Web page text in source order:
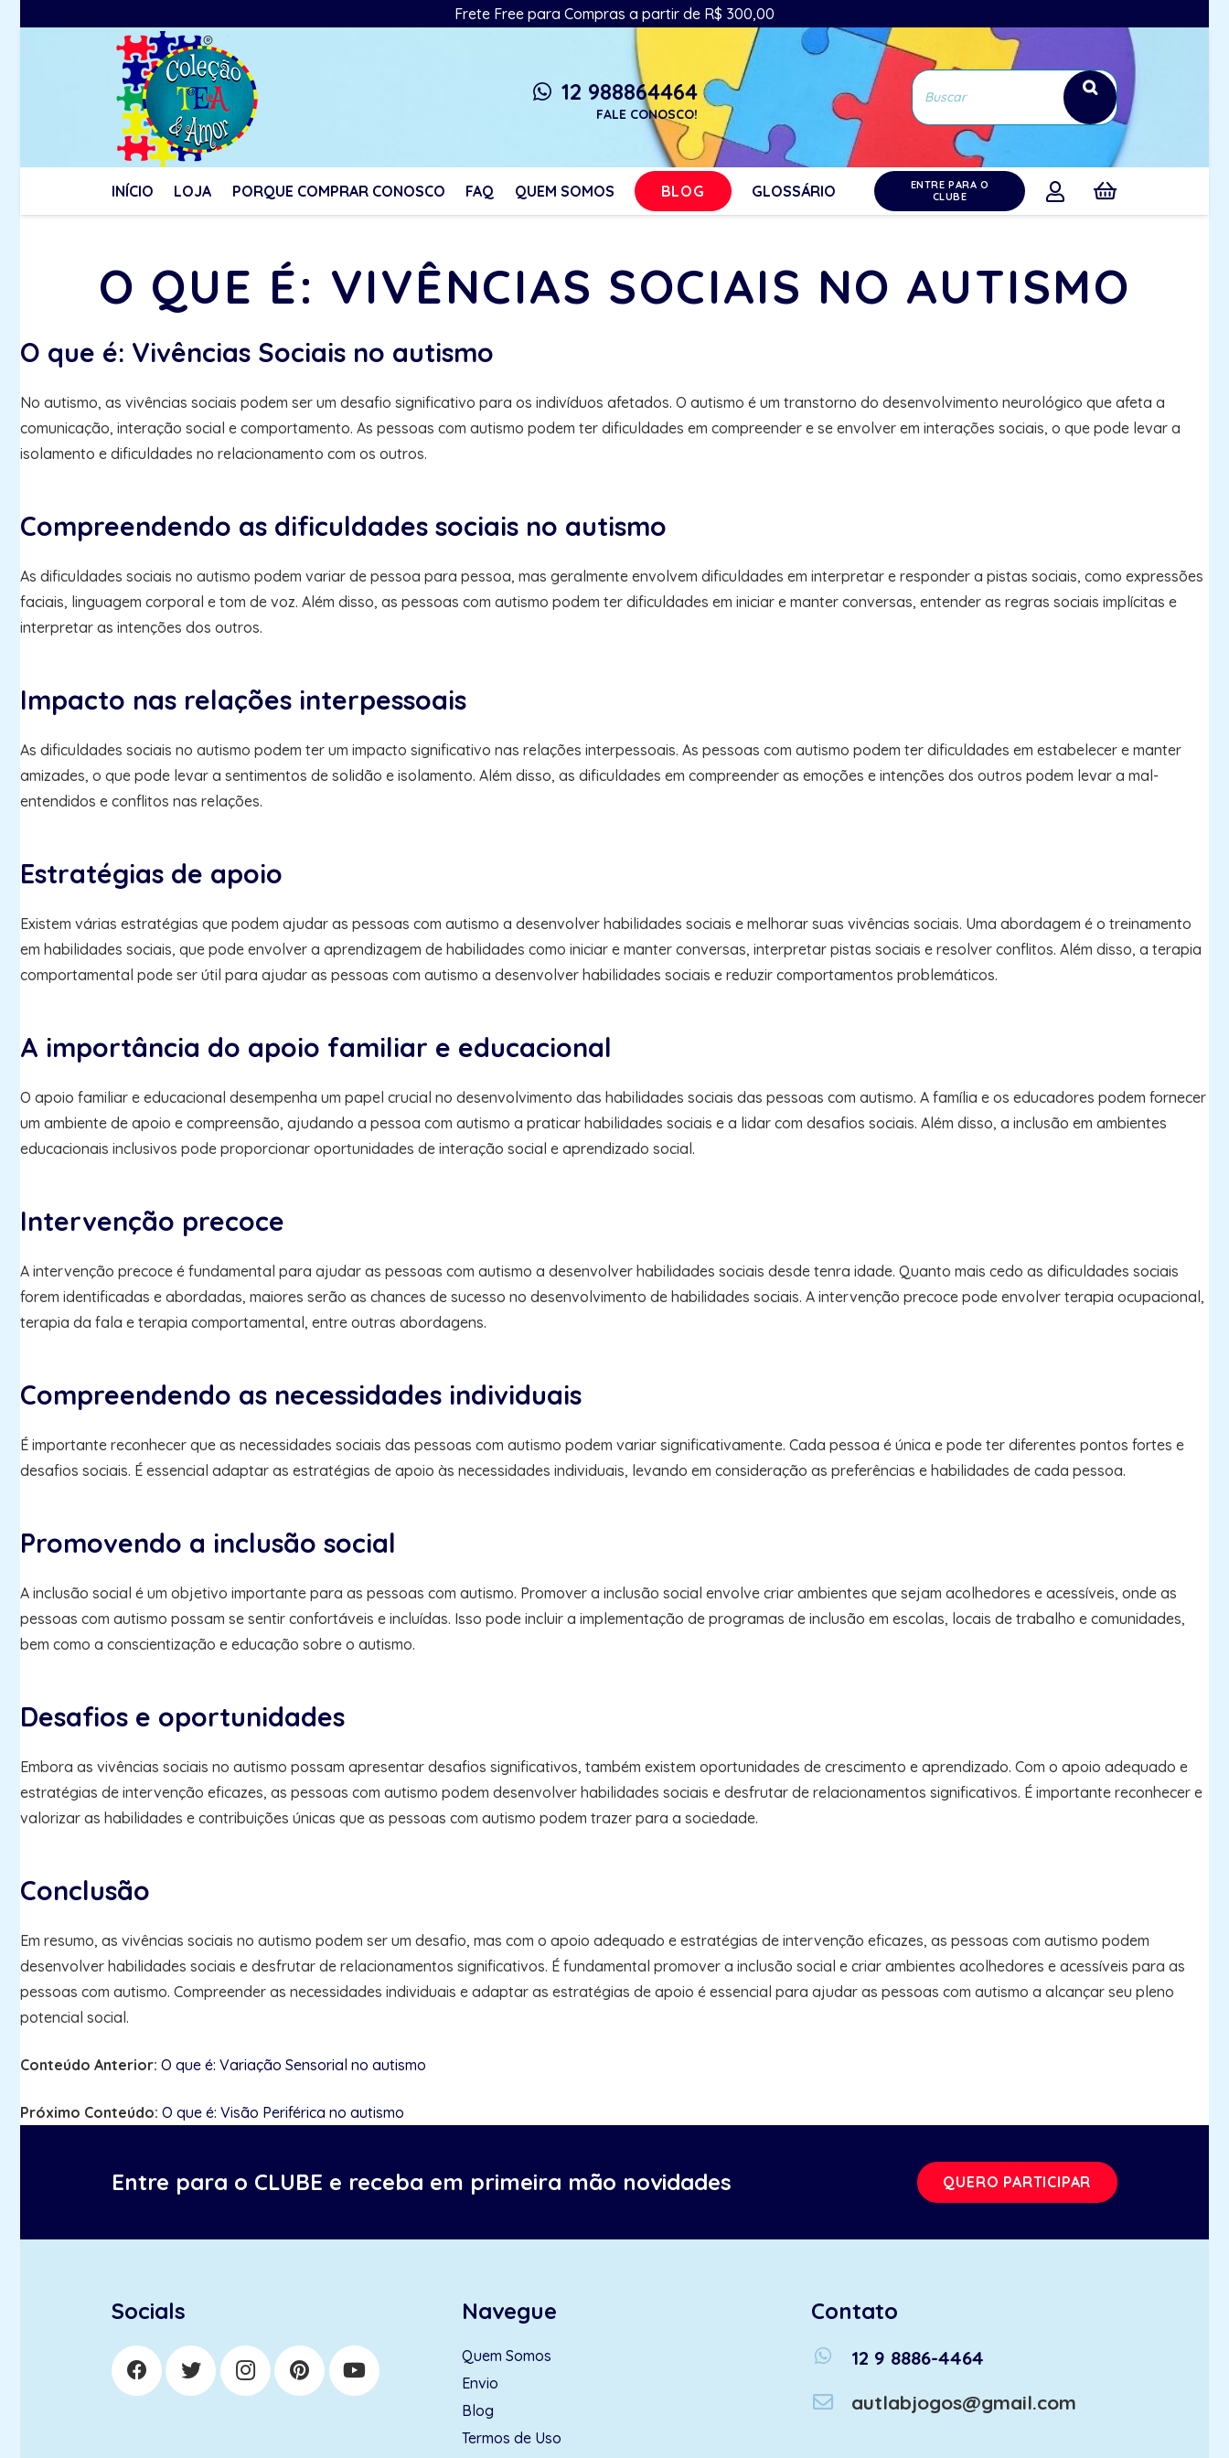
Frete Free para Compras a partir de R$ 300,00
whatsapp 12 988864464
FALE CONOSCO!
INÍCIO LOJA PORQUE COMPRAR CONOSCO FAQ QUEM SOMOS BLOG GLOSSÁRIO
ENTRE PARA O
CLUBE
O QUE É: VIVÊNCIAS SOCIAIS NO AUTISMO
O que é: Vivências Sociais no autismo
No autismo, as vivências sociais podem ser um desafio significativo para os indivíduos afetados. O autismo é um transtorno do desenvolvimento neurológico que afeta a
comunicação, interação social e comportamento. As pessoas com autismo podem ter dificuldades em compreender e se envolver em interações sociais, o que pode levar a
isolamento e dificuldades no relacionamento com os outros.
Compreendendo as dificuldades sociais no autismo
As dificuldades sociais no autismo podem variar de pessoa para pessoa, mas geralmente envolvem dificuldades em interpretar e responder a pistas sociais, como expressões
faciais, linguagem corporal e tom de voz. Além disso, as pessoas com autismo podem ter dificuldades em iniciar e manter conversas, entender as regras sociais implícitas e
interpretar as intenções dos outros.
Impacto nas relações interpessoais
As dificuldades sociais no autismo podem ter um impacto significativo nas relações interpessoais. As pessoas com autismo podem ter dificuldades em estabelecer e manter
amizades, o que pode levar a sentimentos de solidão e isolamento. Além disso, as dificuldades em compreender as emoções e intenções dos outros podem levar a mal-
entendidos e conflitos nas relações.
Estratégias de apoio
Existem várias estratégias que podem ajudar as pessoas com autismo a desenvolver habilidades sociais e melhorar suas vivências sociais. Uma abordagem é o treinamento
em habilidades sociais, que pode envolver a aprendizagem de habilidades como iniciar e manter conversas, interpretar pistas sociais e resolver conflitos. Além disso, a terapia
comportamental pode ser útil para ajudar as pessoas com autismo a desenvolver habilidades sociais e reduzir comportamentos problemáticos.
A importância do apoio familiar e educacional
O apoio familiar e educacional desempenha um papel crucial no desenvolvimento das habilidades sociais das pessoas com autismo. A família e os educadores podem fornecer
um ambiente de apoio e compreensão, ajudando a pessoa com autismo a praticar habilidades sociais e a lidar com desafios sociais. Além disso, a inclusão em ambientes
educacionais inclusivos pode proporcionar oportunidades de interação social e aprendizado social.
Intervenção precoce
A intervenção precoce é fundamental para ajudar as pessoas com autismo a desenvolver habilidades sociais desde tenra idade. Quanto mais cedo as dificuldades sociais
forem identificadas e abordadas, maiores serão as chances de sucesso no desenvolvimento de habilidades sociais. A intervenção precoce pode envolver terapia ocupacional,
terapia da fala e terapia comportamental, entre outras abordagens.
Compreendendo as necessidades individuais
É importante reconhecer que as necessidades sociais das pessoas com autismo podem variar significativamente. Cada pessoa é única e pode ter diferentes pontos fortes e
desafios sociais. É essencial adaptar as estratégias de apoio às necessidades individuais, levando em consideração as preferências e habilidades de cada pessoa.
Promovendo a inclusão social
A inclusão social é um objetivo importante para as pessoas com autismo. Promover a inclusão social envolve criar ambientes que sejam acolhedores e acessíveis, onde as
pessoas com autismo possam se sentir confortáveis e incluídas. Isso pode incluir a implementação de programas de inclusão em escolas, locais de trabalho e comunidades,
bem como a conscientização e educação sobre o autismo.
Desafios e oportunidades
Embora as vivências sociais no autismo possam apresentar desafios significativos, também existem oportunidades de crescimento e aprendizado. Com o apoio adequado e
estratégias de intervenção eficazes, as pessoas com autismo podem desenvolver habilidades sociais e desfrutar de relacionamentos significativos. É importante reconhecer e
valorizar as habilidades e contribuições únicas que as pessoas com autismo podem trazer para a sociedade.
Conclusão
Em resumo, as vivências sociais no autismo podem ser um desafio, mas com o apoio adequado e estratégias de intervenção eficazes, as pessoas com autismo podem
desenvolver habilidades sociais e desfrutar de relacionamentos significativos. É fundamental promover a inclusão social e criar ambientes acolhedores e acessíveis para as
pessoas com autismo. Compreender as necessidades individuais e adaptar as estratégias de apoio é essencial para ajudar as pessoas com autismo a alcançar seu pleno
potencial social.
Conteúdo Anterior: O que é: Variação Sensorial no autismo
Próximo Conteúdo: O que é: Visão Periférica no autismo
Entre para o CLUBE e receba em primeira mão novidades QUERO PARTICIPAR
Socials Navegue
Quem Somos
Envio
Blog
Termos de Uso
Contato
whatsapp
12 9 8886-4464
autlabjogos@gmail.com